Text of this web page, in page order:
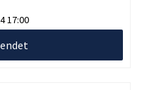
17:00